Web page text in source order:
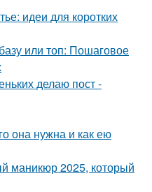
идеи для коротких
или топ: Пошаговое
делаю пост -
она нужна и как ею
маникюр 2025, который